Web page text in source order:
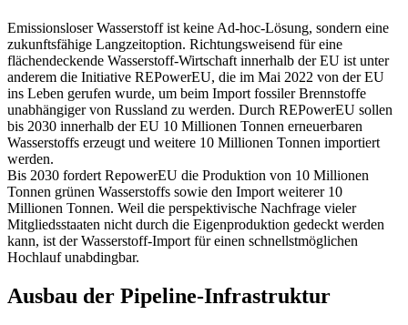
Emissionsloser Wasserstoff ist keine Ad-hoc-Lösung, sondern eine
zukunftsfähige Langzeitoption. Richtungsweisend für eine
flächendeckende Wasserstoff-Wirtschaft innerhalb der EU ist unter
anderem die Initiative REPowerEU, die im Mai 2022 von der EU
ins Leben gerufen wurde, um beim Import fossiler Brennstoffe
unabhängiger von Russland zu werden. Durch REPowerEU sollen
bis 2030 innerhalb der EU 10 Millionen Tonnen erneuerbaren
Wasserstoffs erzeugt und weitere 10 Millionen Tonnen importiert
werden.
Bis 2030 fordert RepowerEU die Produktion von 10 Millionen
Tonnen grünen Wasserstoffs sowie den Import weiterer 10
Millionen Tonnen. Weil die perspektivische Nachfrage vieler
Mitgliedsstaaten nicht durch die Eigenproduktion gedeckt werden
kann, ist der Wasserstoff-Import für einen schnellstmöglichen
Hochlauf unabdingbar.
Ausbau der Pipeline-Infrastruktur